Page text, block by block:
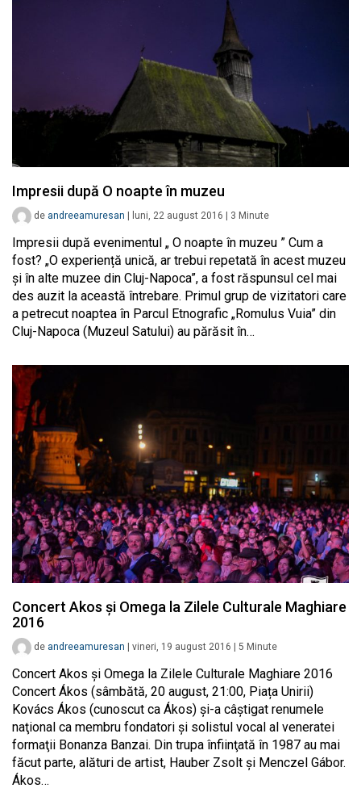
Impresii după O noapte în muzeu
de andreeamuresan luni, 22 august 2016 3 Minute
Impresii după evenimentul „ O noapte în muzeu ” Cum a
fost? „O experiență unică, ar trebui repetată în acest muzeu
și în alte muzee din Cluj-Napoca”, a fost răspunsul cel mai
des auzit la această întrebare. Primul grup de vizitatori care
a petrecut noaptea în Parcul Etnografic „Romulus Vuia” din
Cluj-Napoca (Muzeul Satului) au părăsit în…
Concert Akos și Omega la Zilele Culturale Maghiare
2016
de andreeamuresan vineri, 19 august 2016 5 Minute
Concert Akos și Omega la Zilele Culturale Maghiare 2016
Concert Ákos (sâmbătă, 20 august, 21:00, Piața Unirii)
Kovács Ákos (cunoscut ca Ákos) şi-a câştigat renumele
naţional ca membru fondatori şi solistul vocal al veneratei
formaţii Bonanza Banzai. Din trupa înfiinţată în 1987 au mai
făcut parte, alături de artist, Hauber Zsolt şi Menczel Gábor.
Ákos…